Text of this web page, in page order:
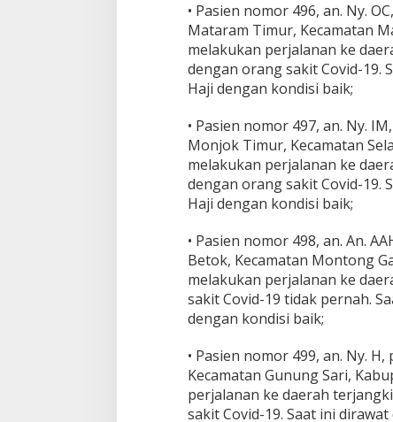
• Pasien nomor 496, an. Ny.
Mataram Timur, Kecamatan
melakukan perjalanan ke
dengan orang sakit Covid-19.
Haji dengan kondisi baik;
• Pasien nomor 497, an. Ny.
Monjok Timur, Kecamatan
melakukan perjalanan ke
dengan orang sakit Covid-19.
Haji dengan kondisi baik;
• Pasien nomor 498, an. An.
Betok, Kecamatan Montong
melakukan perjalanan ke
sakit Covid-19 tidak pernah.
dengan kondisi baik;
• Pasien nomor 499, an. Ny.
Kecamatan Gunung Sari,
perjalanan ke daerah
sakit Covid-19. Saat ini